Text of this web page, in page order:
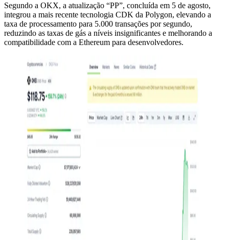
Segundo a OKX, a atualização “PP”, concluída em 5 de agosto,
integrou a mais recente tecnologia CDK da Polygon, elevando a
taxa de processamento para 5.000 transações por segundo,
reduzindo as taxas de gás a níveis insignificantes e melhorando a
compatibilidade com a Ethereum para desenvolvedores.